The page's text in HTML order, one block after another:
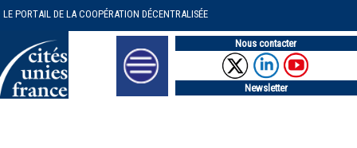
LE PORTAIL DE LA COOPÉRATION DÉCENTRALISÉE
Nous contacter
Newsletter